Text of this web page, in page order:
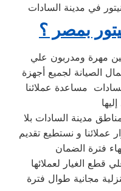
في مدينة السادات
بمصر ؟
الصيانة لجميع أجهزة
مساعدة عملائنا
مدينة السادات بلا
عملائنا و نستطيع تقديم
فترة الضمان
قطع الغيار لعملائها
مجانية طوال فترة